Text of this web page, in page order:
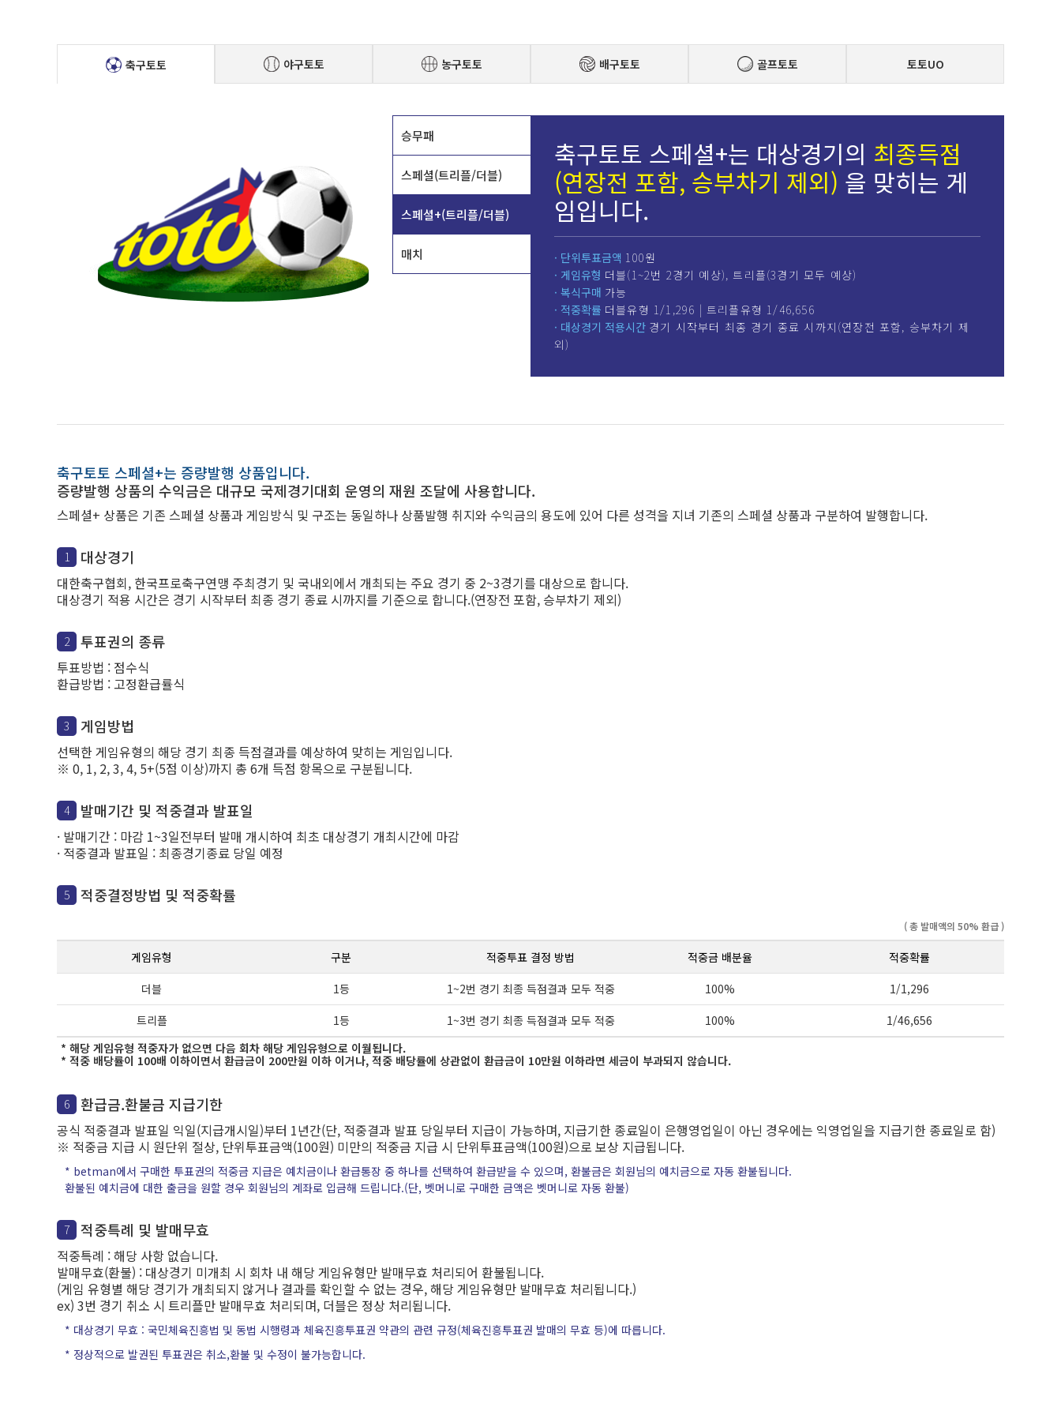
축구토토 야구토토 농구토토 배구토토 골프토토 토토UO
승무패
스페셜(트리플/더블)
스페셜+(트리플/더블)
매치
축구토토 스페셜+는 대상경기의 최종득점
(연장전 포함, 승부차기 제외) 을 맞히는 게
임입니다.
· 단위투표금액 100원
· 게임유형 더블(1~2번 2경기 예상), 트리플(3경기 모두 예상)
· 복식구매 가능
· 적중확률 더블유형 1/1,296 | 트리플유형 1/46,656
· 대상경기 적용시간 경기 시작부터 최종 경기 종료 시까지(연장전 포함, 승부차기 제
외)
축구토토 스페셜+는 증량발행 상품입니다.
증량발행 상품의 수익금은 대규모 국제경기대회 운영의 재원 조달에 사용합니다.
스페셜+ 상품은 기존 스페셜 상품과 게임방식 및 구조는 동일하나 상품발행 취지와 수익금의 용도에 있어 다른 성격을 지녀 기존의 스페셜 상품과 구분하여 발행합니다.
1 대상경기
대한축구협회, 한국프로축구연맹 주최경기 및 국내외에서 개최되는 주요 경기 중 2~3경기를 대상으로 합니다.
대상경기 적용 시간은 경기 시작부터 최종 경기 종료 시까지를 기준으로 합니다.(연장전 포함, 승부차기 제외)
2 투표권의 종류
투표방법 : 점수식
환급방법 : 고정환급률식
3 게임방법
선택한 게임유형의 해당 경기 최종 득점결과를 예상하여 맞히는 게임입니다.
※ 0, 1, 2, 3, 4, 5+(5점 이상)까지 총 6개 득점 항목으로 구분됩니다.
4 발매기간 및 적중결과 발표일
· 발매기간 : 마감 1~3일전부터 발매 개시하여 최초 대상경기 개최시간에 마감
· 적중결과 발표일 : 최종경기종료 당일 예정
5 적중결정방법 및 적중확률
( 총 발매액의 50% 환급 )
게임유형 구분 적중투표 결정 방법 적중금 배분율
적중확률
더블
1등 1~2번 경기 최종 득점결과 모두 적중 100%
1/1,296
트리플
1등 1~3번 경기 최종 득점결과 모두 적중 100%
1/46,656
* 해당 게임유형 적중자가 없으면 다음 회차 해당 게임유형으로 이월됩니다.
* 적중 배당률이 100배 이하이면서 환급금이 200만원 이하 이거나, 적중 배당률에 상관없이 환급금이 10만원 이하라면 세금이 부과되지 않습니다.
6 환급금.환불금 지급기한
공식 적중결과 발표일 익일(지급개시일)부터 1년간(단, 적중결과 발표 당일부터 지급이 가능하며, 지급기한 종료일이 은행영업일이 아닌 경우에는 익영업일을 지급기한 종료일로 함)
※ 적중금 지급 시 원단위 절상, 단위투표금액(100원) 미만의 적중금 지급 시 단위투표금액(100원)으로 보상 지급됩니다.
* betman에서 구매한 투표권의 적중금 지급은 예치금이나 환급통장 중 하나를 선택하여 환급받을 수 있으며, 환불금은 회원님의 예치금으로 자동 환불됩니다.
환불된 예치금에 대한 출금을 원할 경우 회원님의 계좌로 입금해 드립니다.(단, 벳머니로 구매한 금액은 벳머니로 자동 환불)
7 적중특례 및 발매무효
적중특례 : 해당 사항 없습니다.
발매무효(환불) : 대상경기 미개최 시 회차 내 해당 게임유형만 발매무효 처리되어 환불됩니다.
(게임 유형별 해당 경기가 개최되지 않거나 결과를 확인할 수 없는 경우, 해당 게임유형만 발매무효 처리됩니다.)
ex) 3번 경기 취소 시 트리플만 발매무효 처리되며, 더블은 정상 처리됩니다.
* 대상경기 무효 : 국민체육진흥법 및 동법 시행령과 체육진흥투표권 약관의 관련 규정(체육진흥투표권 발매의 무효 등)에 따릅니다.
* 정상적으로 발권된 투표권은 취소,환불 및 수정이 불가능합니다.